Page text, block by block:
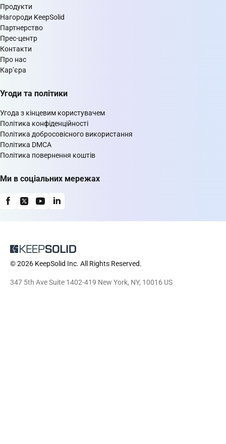
Продукти
Нагороди KeepSolid
Партнерство
Прес-центр
Контакти
Про нас
Кар’єра
Угоди та політики
Угода з кінцевим користувачем
Політика конфіденційності
Політика добросовісного використання
Політика DMCA
Політика повернення коштів
Ми в соціальних мережах
© 2026 KeepSolid Inc. All Rights Reserved.
347 5th Ave Suite 1402-419 New York, NY, 10016 US